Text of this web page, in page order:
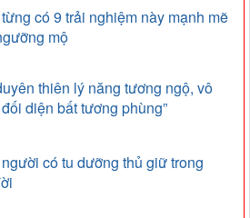
có 9 trải nghiệm này mạnh mẽ
mộ
thiên lý năng tương ngộ, vô
diện bất tương phùng”
có tu dưỡng thủ giữ trong